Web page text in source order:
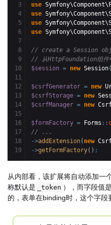
3
4
5
6
7
8
9
10
11
12
13
14
15
16
17
18
use
use
use
use
// create a Session
// 从HttpFoundation组件
$session = new Session(
$csrfGenerator = new
$csrfStorage = new
$csrfManager = new
$formFactory = Forms ::
// ...
->addExtension( new
->getFormFactory( ) ;
从内部看，该扩展将自动添加一
称默认是
_token ），而字段值
的，表单在binding时，这个字段